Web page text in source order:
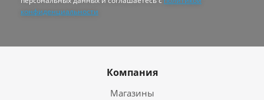
конфиденциальности
Компания
Магазины